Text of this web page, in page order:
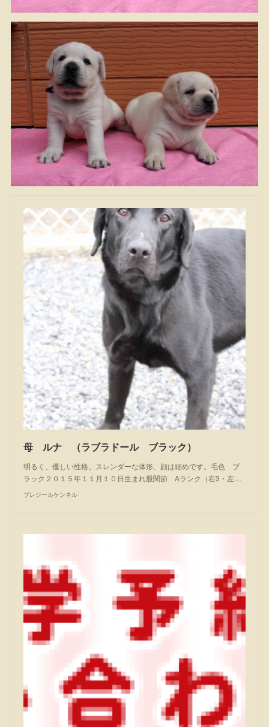
母 ルナ （ラブラドール ブラック）
明るく、優しい性格。スレンダーな体形、顔は細めです。毛色 ブ
ラック２０１５年１１月１０日生まれ股関節 Aランク（右3・左…
プレジールケンネル